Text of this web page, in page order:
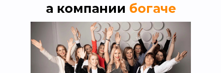
а компании богаче